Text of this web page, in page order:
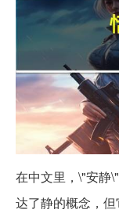
在中文里，\"安静
达了静的概念，